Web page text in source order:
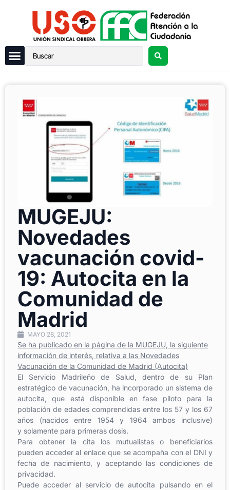
MUGEJU:
Novedades
vacunación covid-
19: Autocita en la
Comunidad de
Madrid
MAYO 28, 2021
Se ha publicado en la página de la MUGEJU, la siguiente
información de interés, relativa a las Novedades
Vacunación de la Comunidad de Madrid (Autocita)
El Servicio Madrileño de Salud, dentro de su Plan
estratégico de vacunación, ha incorporado un sistema de
autocita, que está disponible en fase piloto para la
población de edades comprendidas entre los 57 y los 67
años (nacidos entre 1954 y 1964 ambos inclusive)
y solamente para primeras dosis.
Para obtener la cita los mutualistas o beneficiarios
pueden acceder al enlace que se acompaña con el DNI y
fecha de nacimiento, y aceptando las condiciones de
privacidad.
Puede acceder al servicio de autocita pulsando en el